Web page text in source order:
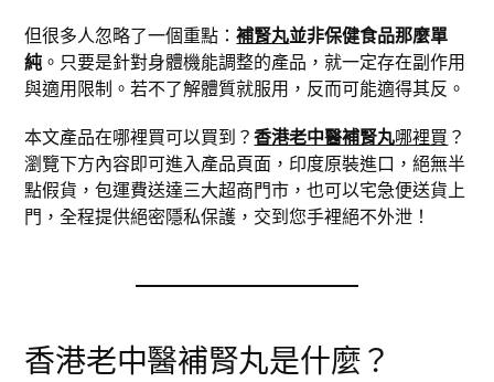
但很多人忽略了一個重點：補腎丸並非保健食品那麼單
純 。只要是針對身體機能調整的產品，就一定存在副作用
與適用限制。若不了解體質就服用，反而可能適得其反。
本文產品在哪裡買可以買到？香港老中醫補腎丸哪裡買 ？
瀏覽下方內容即可進入產品頁面，印度原裝進口，絕無半
點假貨，包運費送達三大超商門市，也可以宅急便送貨上
門，全程提供絕密隱私保護，交到您手裡絕不外泄！
香港老中醫補腎丸是什麼？